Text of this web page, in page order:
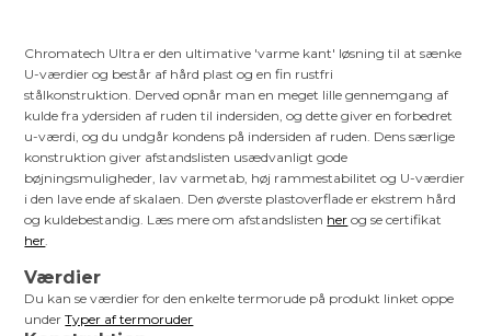
Chromatech Ultra er den ultimative 'varme kant' løsning til at sænke
U-værdier og består af hård plast og en fin rustfri
stålkonstruktion. Derved opnår man en meget lille gennemgang af
kulde fra ydersiden af ruden til indersiden, og dette giver en forbedret
u-værdi, og du undgår kondens på indersiden af ruden. Dens særlige
konstruktion giver afstandslisten usædvanligt gode
bøjningsmuligheder, lav varmetab, høj rammestabilitet og U-værdier
i den lave ende af skalaen. Den øverste plastoverflade er ekstrem hård
og kuldebestandig. Læs mere om afstandslisten her og se certifikat
her.
Værdier
Du kan se værdier for den enkelte termorude på produkt linket oppe
underTyper af termoruder